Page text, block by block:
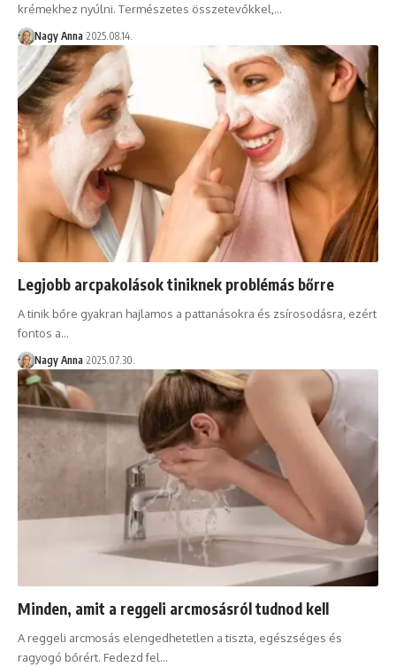
krémekhez nyúlni. Természetes összetevőkkel,…
Nagy Anna 2025.08.14.
Legjobb arcpakolások tiniknek problémás bőrre
A tinik bőre gyakran hajlamos a pattanásokra és zsírosodásra, ezért
fontos a…
Nagy Anna 2025.07.30.
Minden, amit a reggeli arcmosásról tudnod kell
A reggeli arcmosás elengedhetetlen a tiszta, egészséges és
ragyogó bőrért. Fedezd fel…